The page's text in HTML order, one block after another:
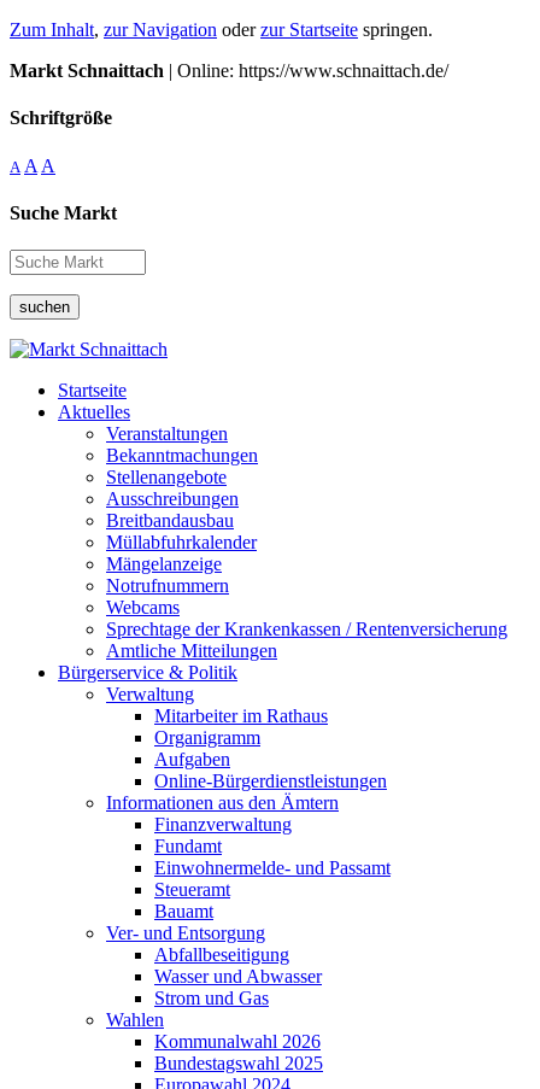
Zum Inhalt, zur Navigation oderzur Startseite springen.
Markt Schnaittach | Online: https://www.schnaittach.de/
Schriftgröße
A A A
Suche Markt
suchen
Startseite
Aktuelles
Veranstaltungen
Bekanntmachungen
Stellenangebote
Ausschreibungen
Breitbandausbau
Müllabfuhrkalender
Mängelanzeige
Notrufnummern
Webcams
Sprechtage der Krankenkassen / Rentenversicherung
Amtliche Mitteilungen
Bürgerservice & Politik
Verwaltung
Mitarbeiter im Rathaus
Organigramm
Aufgaben
Online-Bürgerdienstleistungen
Informationen aus den Ämtern
Finanzverwaltung
Fundamt
Einwohnermelde- und Passamt
Steueramt
Bauamt
Ver- und Entsorgung
Abfallbeseitigung
Wasser und Abwasser
Strom und Gas
Wahlen
Kommunalwahl 2026
Bundestagswahl 2025
Europawahl 2024